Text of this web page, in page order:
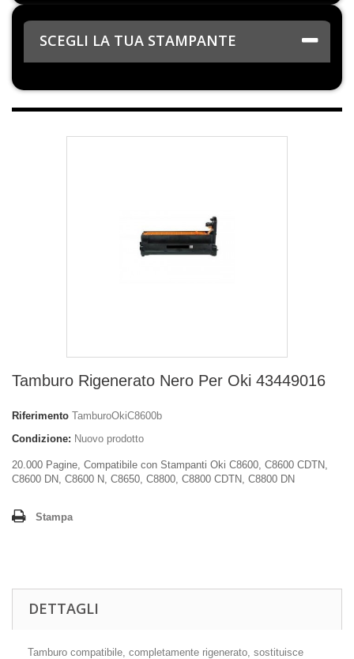
SCEGLI LA TUA STAMPANTE
Tamburo Rigenerato Nero Per Oki 43449016
Riferimento TamburoOkiC8600b
Condizione: Nuovo prodotto
20.000 Pagine, Compatibile con Stampanti Oki C8600, C8600 CDTN,
C8600 DN, C8600 N, C8650, C8800, C8800 CDTN, C8800 DN
Stampa
DETTAGLI
Tamburo compatibile, completamente rigenerato, sostituisce